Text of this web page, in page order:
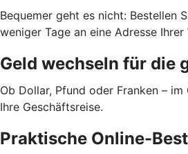
Bequemer geht es nicht: Bestellen
weniger Tage an eine Adresse
Geld wechseln für die
Ob Dollar, Pfund oder Franken –
Ihre Geschäftsreise.
Praktische Online-